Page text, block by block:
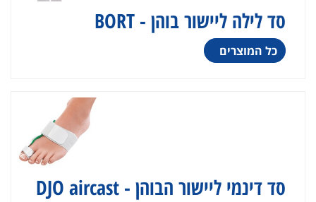
סד לילה ליישור בוהן - BORT
כל המוצרים
סד דינמי ליישור הבוהן - DJO aircast